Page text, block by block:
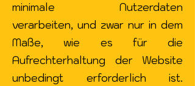
minimale Nutzerdaten
verarbeiten, und zwar nur in dem
Maße, wie es für die
Aufrechterhaltung der Website
unbedingt erforderlich ist.